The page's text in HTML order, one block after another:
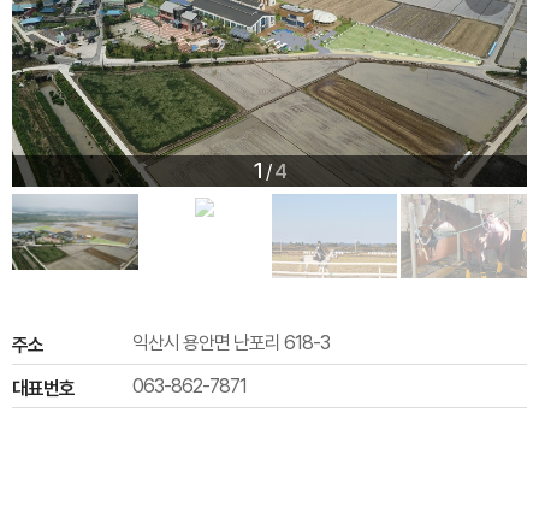
1 /4
주소
익산시 용안면 난포리 618-3
대표번호
063-862-7871